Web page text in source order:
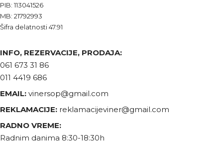
PIB: 113041526
MB: 21792993
Šifra delatnosti 47.91
INFO, REZERVACIJE, PRODAJA:
061 673 31 86
011 4419 686
EMAIL: vinersop@gmail.com
REKLAMACIJE: reklamacijeviner@gmail.com
RADNO VREME:
Radnim danima 8:30-18:30h